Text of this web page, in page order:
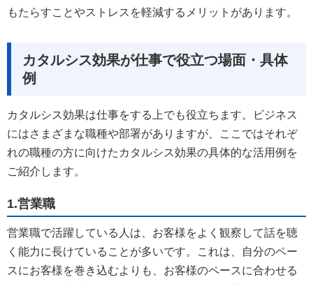
もたらすことやストレスを軽減するメリットがあります。
カタルシス効果が仕事で役立つ場面・具体
例
カタルシス効果は仕事をする上でも役立ちます。ビジネス
にはさまざまな職種や部署がありますが、ここではそれぞ
れの職種の方に向けたカタルシス効果の具体的な活用例を
ご紹介します。
1.営業職
営業職で活躍している人は、お客様をよく観察して話を聴
く能力に長けていることが多いです。これは、自分のペー
スにお客様を巻き込むよりも、お客様のペースに合わせる